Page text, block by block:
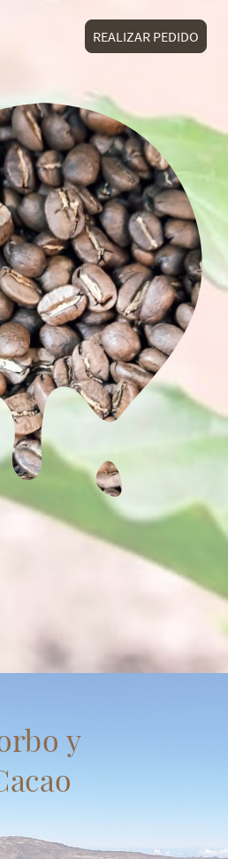
REALIZAR PEDIDO
y